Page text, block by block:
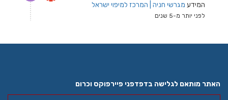
המידע מגרשי חניה | המרכז למיפוי ישראל
לפני יותר מ-5 שנים
האתר מותאם לגלישה בדפדפני פיירפוקס וכרום